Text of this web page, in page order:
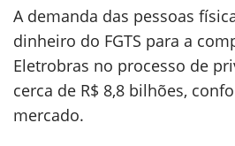
A demanda das pessoas
dinheiro do FGTS para a
Eletrobras no processo de
cerca de R$ 8,8 bilhões,
mercado.